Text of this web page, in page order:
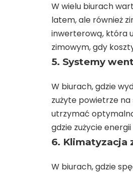
W wielu biurach
latem, ale również
inwerterową, która
zimowym, gdy
5. Systemy
W biurach, gdzie
zużyte powietrze na
utrzymać
gdzie zużycie
6.
W biurach, gdzie